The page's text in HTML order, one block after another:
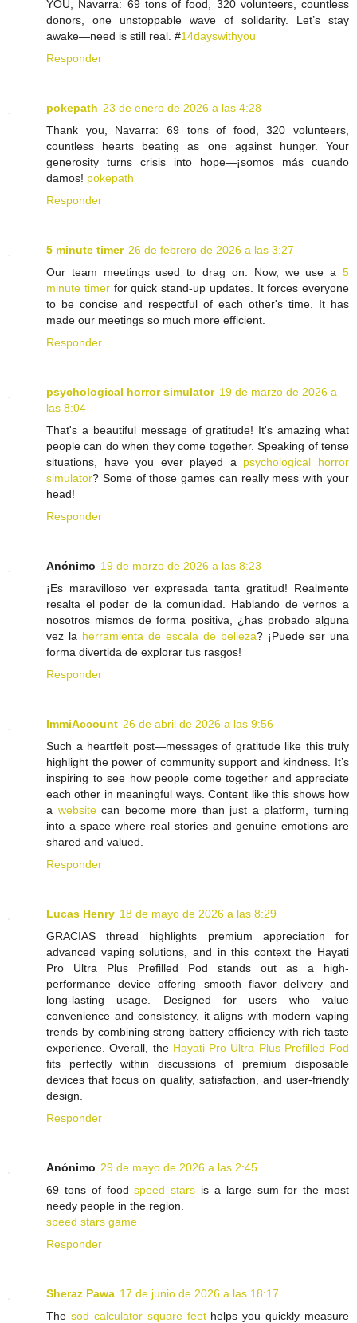
YOU, Navarra: 69 tons of food, 320 volunteers, countless
donors, one unstoppable wave of solidarity. Let’s stay
awake—need is still real. #14dayswithyou
Responder
pokepath 23 de enero de 2026 a las 4:28
Thank you, Navarra: 69 tons of food, 320 volunteers,
countless hearts beating as one against hunger. Your
generosity turns crisis into hope—¡somos más cuando
damos! pokepath
Responder
5 minute timer 26 de febrero de 2026 a las 3:27
Our team meetings used to drag on. Now, we use a 5
minute timerfor quick stand-up updates. It forces everyone
to be concise and respectful of each other's time. It has
made our meetings so much more efficient.
Responder
psychological horror simulator 19 de marzo de 2026 a
las 8:04
That's a beautiful message of gratitude! It's amazing what
people can do when they come together. Speaking of tense
situations, have you ever played a psychological horror
simulator? Some of those games can really mess with your
head!
Responder
Anónimo 19 de marzo de 2026 a las 8:23
¡Es maravilloso ver expresada tanta gratitud! Realmente
resalta el poder de la comunidad. Hablando de vernos a
nosotros mismos de forma positiva, ¿has probado alguna
vez la herramienta de escala de belleza? ¡Puede ser una
forma divertida de explorar tus rasgos!
Responder
ImmiAccount 26 de abril de 2026 a las 9:56
Such a heartfelt post—messages of gratitude like this truly
highlight the power of community support and kindness. It’s
inspiring to see how people come together and appreciate
each other in meaningful ways. Content like this shows how
a websitecan become more than just a platform, turning
into a space where real stories and genuine emotions are
shared and valued.
Responder
Lucas Henry 18 de mayo de 2026 a las 8:29
GRACIAS thread highlights premium appreciation for
advanced vaping solutions, and in this context the Hayati
Pro Ultra Plus Prefilled Pod stands out as a high-
performance device offering smooth flavor delivery and
long-lasting usage. Designed for users who value
convenience and consistency, it aligns with modern vaping
trends by combining strong battery efficiency with rich taste
experience. Overall, the Hayati Pro Ultra Plus Prefilled Pod
fits perfectly within discussions of premium disposable
devices that focus on quality, satisfaction, and user-friendly
design.
Responder
Anónimo 29 de mayo de 2026 a las 2:45
69 tons of foodspeed stars is a large sum for the most
needy people in the region.
speed stars game
Responder
Sheraz Pawa 17 de junio de 2026 a las 18:17
The sod calculator square feethelps you quickly measure